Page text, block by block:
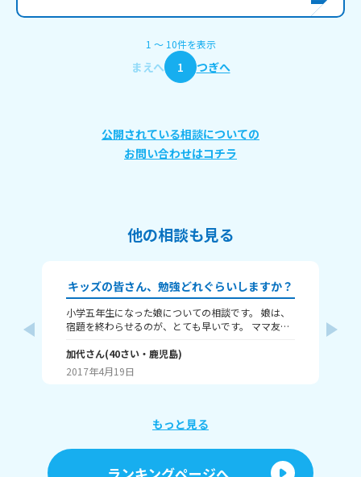
1 〜 10件を表示
まえへ 1 つぎへ
公開されている相談についての
お問い合わせはコチラ
他の相談も見る
キッズの皆さん、勉強どれぐらいしますか？
小学五年生になった娘についての相談です。 娘は、
宿題を終わらせるのが、とても早いです。 ママ友に
かかるそうです。 でも、娘は、10分～20分ですんで
います。 ちゃんとやったのか聞いても、ちゃんとや
ったと言います。 その宿題は、日記、漢字、宅習の
加代さん(40さい・ 鹿児島)
2017年4月19日
もっと見る